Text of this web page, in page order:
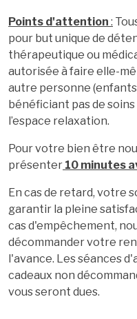
Points d'attention :
pour but unique de
thérapeutique ou
autorisée à faire elle-
autre personne
bénéficiant pas de
l’espace relaxation.
Pour votre bien être
présenter 10 minutes
En cas de retard, votre
garantir la pleine
cas d'empêchement,
décommander votre
l'avance. Les séances
cadeaux non
vous seront dues.